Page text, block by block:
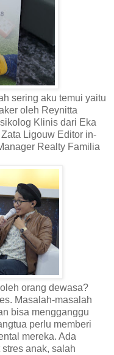
sering aku temui yaitu
oleh Reynitta
Klinis dari Eka
Ligouw Editor in-
Realty Familia
orang dewasa?
Masalah-masalah
bisa mengganggu
perlu memberi
mereka. Ada
anak, salah